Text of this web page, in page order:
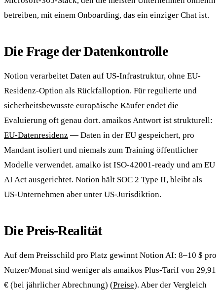
betreiben, mit einem Onboarding, das ein einziger Chat ist.
Die Frage der Datenkontrolle
Notion verarbeitet Daten auf US-Infrastruktur, ohne EU-
Residenz-Option als Rückfalloption. Für regulierte und
sicherheitsbewusste europäische Käufer endet die
Evaluierung oft genau dort. amaikos Antwort ist strukturell:
EU-Datenresidenz — Daten in der EU gespeichert, pro
Mandant isoliert und niemals zum Training öffentlicher
Modelle verwendet. amaiko ist ISO-42001-ready und am EU
AI Act ausgerichtet. Notion hält SOC 2 Type II, bleibt als
US-Unternehmen aber unter US-Jurisdiktion.
Die Preis-Realität
Auf dem Preisschild pro Platz gewinnt Notion AI: 8–10 $ pro
Nutzer/Monat sind weniger als amaikos Plus-Tarif von 29,91
€ (bei jährlicher Abrechnung) (Preise). Aber der Vergleich